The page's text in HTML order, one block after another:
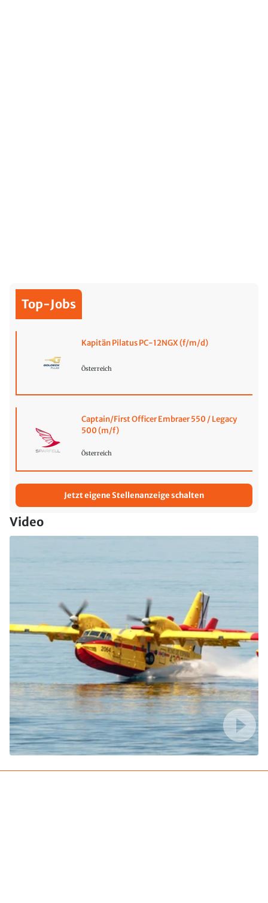
Top-Jobs
Kapitän Pilatus PC-12NGX (f/m/d)
Österreich
Captain/First Officer Embraer 550 / Legacy
500 (m/f)
Österreich
Jetzt eigene Stellenanzeige schalten
Video